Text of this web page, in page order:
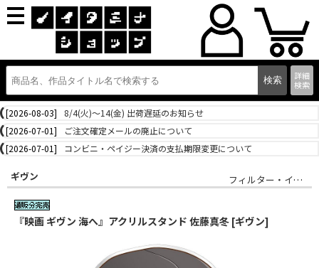
詳細
検索
[2026-08-03]
8/4(火)～14(金) 出荷遅延のお知らせ
[2026-07-01]
ご注文確定メールの廃止について
[2026-07-01]
コンビニ・ペイジー決済の支払期限変更について
ギヴン フィルター・インク
『映画 ギヴン 海へ』アクリルスタンド 佐藤真冬 [ギヴン]